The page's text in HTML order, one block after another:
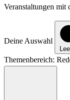
Veranstaltungen mit
Deine Auswahl
Themenbereich: